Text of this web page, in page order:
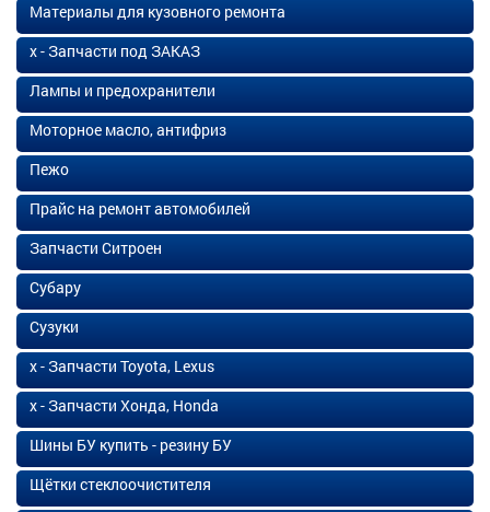
Материалы для кузовного ремонта
х - Запчасти под ЗАКАЗ
Лампы и предохранители
Моторное масло, антифриз
Пежо
Прайс на ремонт автомобилей
Запчасти Ситроен
Субару
Сузуки
х - Запчасти Toyota, Lexus
х - Запчасти Хонда, Honda
Шины БУ купить - резину БУ
Щётки стеклоочистителя